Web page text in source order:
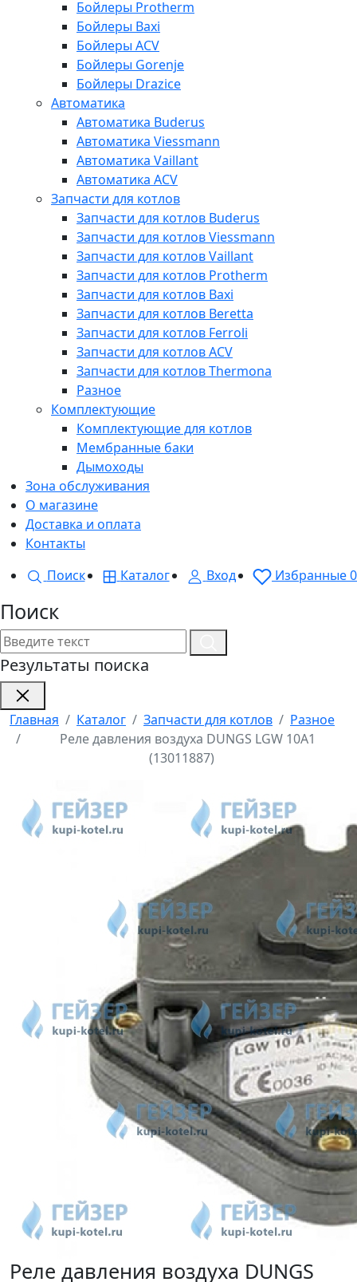
Бойлеры Protherm
Бойлеры Baxi
Бойлеры ACV
Бойлеры Gorenje
Бойлеры Drazice
Автоматика
Автоматика Buderus
Автоматика Viessmann
Автоматика Vaillant
Автоматика ACV
Запчасти для котлов
Запчасти для котлов Buderus
Запчасти для котлов Viessmann
Запчасти для котлов Vaillant
Запчасти для котлов Protherm
Запчасти для котлов Baxi
Запчасти для котлов Beretta
Запчасти для котлов Ferroli
Запчасти для котлов ACV
Запчасти для котлов Thermona
Разное
Комплектующие
Комплектующие для котлов
Мембранные баки
Дымоходы
Зона обслуживания
О магазине
Доставка и оплата
Контакты
Поиск
Каталог Вход Избранные0
Поиск
Результаты поиска
Главная Каталог Запчасти для котлов
Разное
Реле давления воздуха DUNGS LGW 10A1
(13011887)
Реле давления воздуха DUNGS